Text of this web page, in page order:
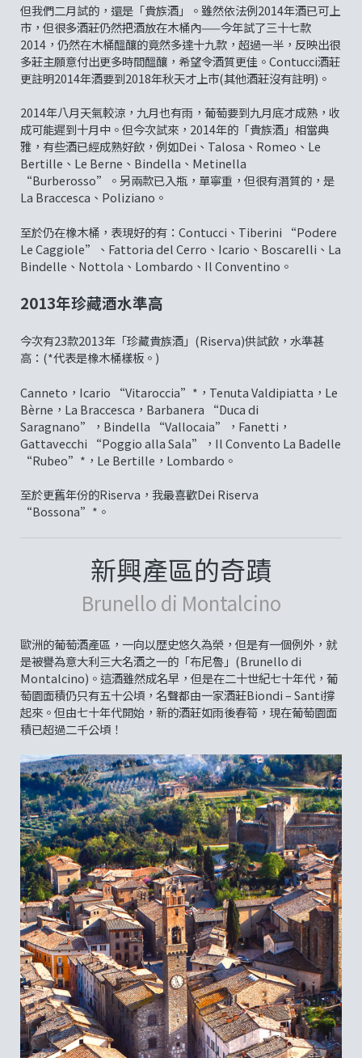
但我們二月試的，還是「貴族酒」。雖然依法例2014年酒已可上
市，但很多酒莊仍然把酒放在木桶內——今年試了三十七款
2014，仍然在木桶醞釀的竟然多達十九款，超過一半，反映出很
多莊主願意付出更多時間醞釀，希望令酒質更佳。Contucci酒莊
更註明2014年酒要到2018年秋天才上市(其他酒莊沒有註明)。
2014年八月天氣較涼，九月也有雨，葡萄要到九月底才成熟，收
成可能遲到十月中。但今次試來，2014年的「貴族酒」相當典
雅，有些酒已經成熟好飲，例如Dei、Talosa、Romeo、Le
Bertille、Le Berne、Bindella、Metinella
“Burberosso”。另兩款已入瓶，單寧重，但很有潛質的，是
La Braccesca、Poliziano。
至於仍在橡木桶，表現好的有：Contucci、Tiberini “Podere
Le Caggiole”、Fattoria del Cerro、Icario、Boscarelli、La
Bindelle、Nottola、Lombardo、Il Conventino。
2013年珍藏酒水準高
今次有23款2013年「珍藏貴族酒」(Riserva)供試飲，水準甚
高：(*代表是橡木桶樣板。)
Canneto，Icario “Vitaroccia”*，Tenuta Valdipiatta，Le
Bèrne，La Braccesca，Barbanera “Duca di
Saragnano”，Bindella “Vallocaia”，Fanetti，
Gattavecchi “Poggio alla Sala”，Il Convento La Badelle
“Rubeo”*，Le Bertille，Lombardo。
至於更舊年份的Riserva，我最喜歡Dei Riserva
“Bossona”*。
新興產區的奇蹟
Brunello di Montalcino
歐洲的葡萄酒產區，一向以歴史悠久為榮，但是有一個例外，就
是被譽為意大利三大名酒之一的「布尼魯」(Brunello di
Montalcino)。這酒雖然成名早，但是在二十世紀七十年代，葡
萄園面積仍只有五十公頃，名聲都由一家酒莊Biondi – Santi撐
起來。但由七十年代開始，新的酒莊如雨後春筍，現在葡萄園面
積已超過二千公頃！